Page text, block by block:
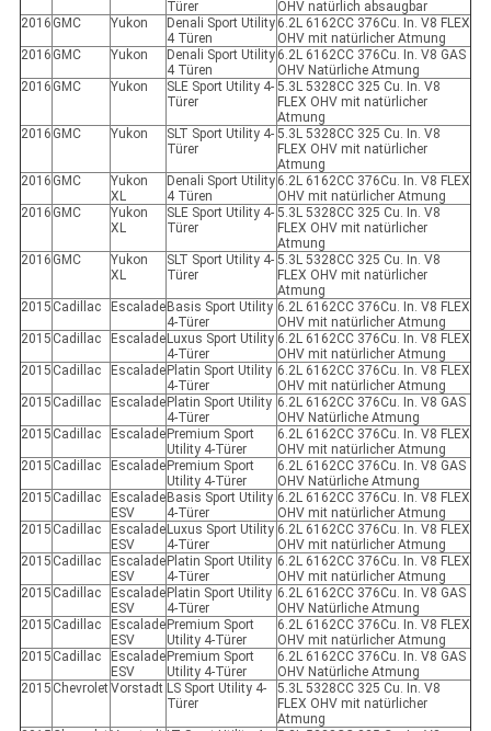
Türer
OHV natürlich absaugbar
2016 GMC Yukon
Denali Sport Utility
4 Türen
6.2L 6162CC 376Cu. In. V8 FLEX
OHV mit natürlicher Atmung
2016 GMC Yukon
Denali Sport Utility
4 Türen
6.2L 6162CC 376Cu. In. V8 GAS
OHV Natürliche Atmung
2016 GMC Yukon
SLE Sport Utility 4-
Türer
5.3L 5328CC 325 Cu. In. V8
FLEX OHV mit natürlicher
Atmung
2016 GMC Yukon
SLT Sport Utility 4-
Türer
5.3L 5328CC 325 Cu. In. V8
FLEX OHV mit natürlicher
Atmung
2016 GMC
Yukon
XL
Denali Sport Utility
4 Türen
6.2L 6162CC 376Cu. In. V8 FLEX
OHV mit natürlicher Atmung
2016 GMC
Yukon
XL
SLE Sport Utility 4-
Türer
5.3L 5328CC 325 Cu. In. V8
FLEX OHV mit natürlicher
Atmung
2016 GMC
Yukon
XL
SLT Sport Utility 4-
Türer
5.3L 5328CC 325 Cu. In. V8
FLEX OHV mit natürlicher
Atmung
2015 Cadillac Escalade Basis Sport Utility
4-Türer
6.2L 6162CC 376Cu. In. V8 FLEX
OHV mit natürlicher Atmung
2015 Cadillac Escalade Luxus Sport Utility
4-Türer
6.2L 6162CC 376Cu. In. V8 FLEX
OHV mit natürlicher Atmung
2015 Cadillac Escalade Platin Sport Utility
4-Türer
6.2L 6162CC 376Cu. In. V8 FLEX
OHV mit natürlicher Atmung
2015 Cadillac Escalade Platin Sport Utility
4-Türer
6.2L 6162CC 376Cu. In. V8 GAS
OHV Natürliche Atmung
2015 Cadillac Escalade Premium Sport
Utility 4-Türer
6.2L 6162CC 376Cu. In. V8 FLEX
OHV mit natürlicher Atmung
2015 Cadillac Escalade Premium Sport
Utility 4-Türer
6.2L 6162CC 376Cu. In. V8 GAS
OHV Natürliche Atmung
2015 Cadillac
Escalade
ESV
Basis Sport Utility
4-Türer
6.2L 6162CC 376Cu. In. V8 FLEX
OHV mit natürlicher Atmung
2015 Cadillac
Escalade
ESV
Luxus Sport Utility
4-Türer
6.2L 6162CC 376Cu. In. V8 FLEX
OHV mit natürlicher Atmung
2015 Cadillac
Escalade
ESV
Platin Sport Utility
4-Türer
6.2L 6162CC 376Cu. In. V8 FLEX
OHV mit natürlicher Atmung
2015 Cadillac
Escalade
ESV
Platin Sport Utility
4-Türer
6.2L 6162CC 376Cu. In. V8 GAS
OHV Natürliche Atmung
2015 Cadillac
Escalade
ESV
Premium Sport
Utility 4-Türer
6.2L 6162CC 376Cu. In. V8 FLEX
OHV mit natürlicher Atmung
2015 Cadillac
Escalade
ESV
Premium Sport
Utility 4-Türer
6.2L 6162CC 376Cu. In. V8 GAS
OHV Natürliche Atmung
2015 ChevroletVorstadt LS Sport Utility 4-
Türer
5.3L 5328CC 325 Cu. In. V8
FLEX OHV mit natürlicher
Atmung